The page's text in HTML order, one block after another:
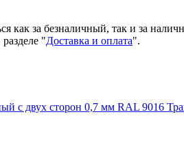
как за безналичный, так и за
"Доставка и оплата".
с двух сторон 0,7 мм RAL 9016